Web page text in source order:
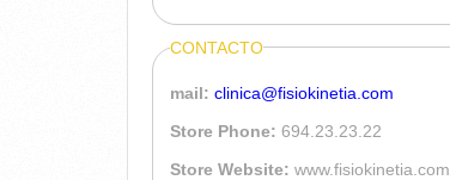
CONTACTO
mail: clinica@fisiokinetia.com
Store Phone: 694.23.23.22
Store Website: www.fisiokinetia.com